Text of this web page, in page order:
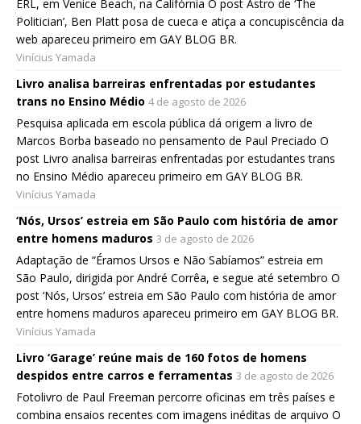
ERL, em Venice Beach, na Califórnia O post Astro de ‘The
Politician’, Ben Platt posa de cueca e atiça a concupiscência da
web apareceu primeiro em GAY BLOG BR.
Vinícius Yamada
Livro analisa barreiras enfrentadas por estudantes
trans no Ensino Médio 4 de agosto de 2026
Pesquisa aplicada em escola pública dá origem a livro de
Marcos Borba baseado no pensamento de Paul Preciado O
post Livro analisa barreiras enfrentadas por estudantes trans
no Ensino Médio apareceu primeiro em GAY BLOG BR.
Vinícius Yamada
‘Nós, Ursos’ estreia em São Paulo com história de amor
entre homens maduros 3 de agosto de 2026
Adaptação de “Éramos Ursos e Não Sabíamos” estreia em
São Paulo, dirigida por André Corrêa, e segue até setembro O
post ‘Nós, Ursos’ estreia em São Paulo com história de amor
entre homens maduros apareceu primeiro em GAY BLOG BR.
Vinícius Yamada
Livro ‘Garage’ reúne mais de 160 fotos de homens
despidos entre carros e ferramentas 3 de agosto de 2026
Fotolivro de Paul Freeman percorre oficinas em três países e
combina ensaios recentes com imagens inéditas de arquivo O